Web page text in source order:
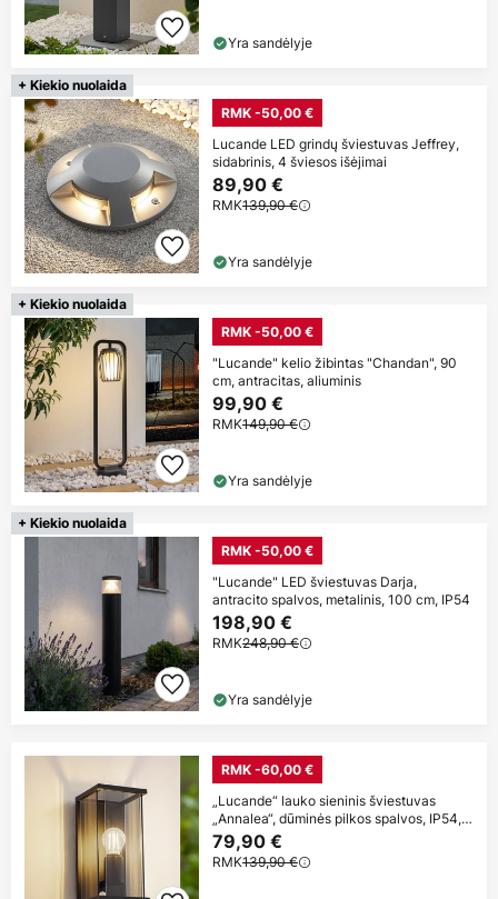
Yra sandėlyje
+ Kiekio nuolaida
RMK -50,00 €
Lucande LED grindų šviestuvas Jeffrey,
sidabrinis, 4 šviesos išėjimai
89,90 €
RMK139,90 €
Yra sandėlyje
+ Kiekio nuolaida
RMK -50,00 €
"Lucande" kelio žibintas "Chandan", 90
cm, antracitas, aliuminis
99,90 €
RMK149,90 €
Yra sandėlyje
+ Kiekio nuolaida
RMK -50,00 €
"Lucande" LED šviestuvas Darja,
antracito spalvos, metalinis, 100 cm, IP54
198,90 €
RMK248,90 €
Yra sandėlyje
RMK -60,00 €
„Lucande“ lauko sieninis šviestuvas
„Annalea“, dūminės pilkos spalvos, IP54,
su
79,90 €
RMK139,90 €